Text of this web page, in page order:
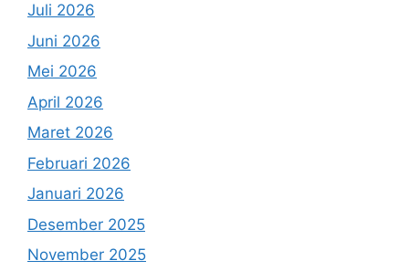
Juli 2026
Juni 2026
Mei 2026
April 2026
Maret 2026
Februari 2026
Januari 2026
Desember 2025
November 2025